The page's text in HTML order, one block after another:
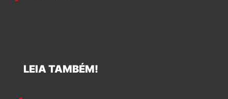
LEIA TAMBÉM!